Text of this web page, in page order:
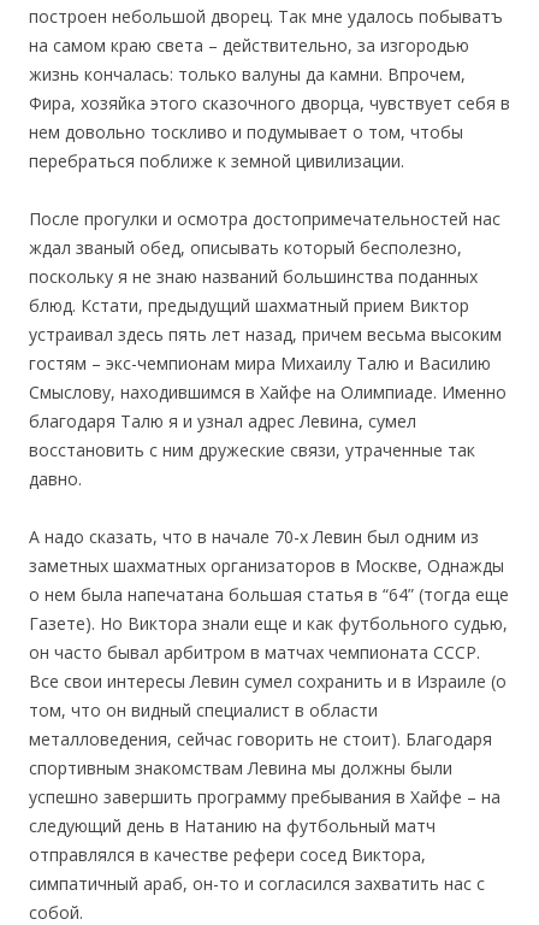
построен небольшой дворец. Так мне удалось побыватъ
на самом краю света – действительно, за изгородью
жизнь кончалась: только валуны да камни. Впрочем,
Фира, хозяйка этого сказочного дворца, чувствует себя в
нем довольно тоскливо и подумывает о том, чтобы
перебраться поближе к земной цивилизации.
После прогулки и осмотра достопримечательностей нас
ждал званый обед, описывать который бесполезно,
поскольку я не знаю названий большинства поданных
блюд. Кстати, предыдущий шахматный прием Виктор
устраивал здесь пять лет назад, причем весьма высоким
гостям – экс-чемпионам мира Михаилу Талю и Василию
Смыслову, находившимся в Хайфе на Олимпиаде. Именно
благодаря Талю я и узнал адрес Левина, сумел
восстановить с ним дружеские связи, утраченные так
давно.
А надо сказать, что в начале 70-х Левин был одним из
заметных шахматных организаторов в Москве, Однажды
о нем была напечатана большая статья в “64” (тогда еще
Газете). Но Виктора знали еще и как футбольного судью,
он часто бывал арбитром в матчах чемпионата СССР.
Все свои интересы Левин сумел сохранить и в Израиле (о
том, что он видный специалист в области
металловедения, сейчас говорить не стоит). Благодаря
спортивным знакомствам Левина мы должны были
успешно завершить программу пребывания в Хайфе – на
следующий день в Натанию на футбольный матч
отправлялся в качестве рефери сосед Виктора,
симпатичный араб, он-то и согласился захватить нас с
собой.